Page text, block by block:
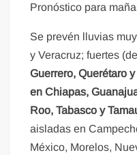
Pronóstico para
Se prevén lluvias
y Veracruz; fuertes
Guerrero, Querétaro
en Chiapas,
Roo, Tabasco y
aisladas en
México, Morelos,